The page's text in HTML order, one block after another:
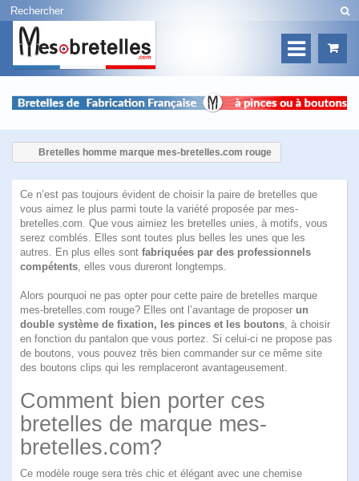
Bretelles homme marque mes-bretelles.com rouge
Ce n’est pas toujours évident de choisir la paire de bretelles que
vous aimez le plus parmi toute la variété proposée par mes-
bretelles.com. Que vous aimiez les bretelles unies, à motifs, vous
serez comblés. Elles sont toutes plus belles les unes que les
autres. En plus elles sont fabriquées par des professionnels
compétents, elles vous dureront longtemps.
Alors pourquoi ne pas opter pour cette paire de bretelles marque
mes-bretelles.com rouge? Elles ont l’avantage de proposer un
double système de fixation, les pinces et les boutons, à choisir
en fonction du pantalon que vous portez. Si celui-ci ne propose pas
de boutons, vous pouvez très bien commander sur ce même site
des boutons clips qui les remplaceront avantageusement.
Comment bien porter ces
bretelles de marque mes-
bretelles.com?
Ce modèle rouge sera très chic et élégant avec une chemise